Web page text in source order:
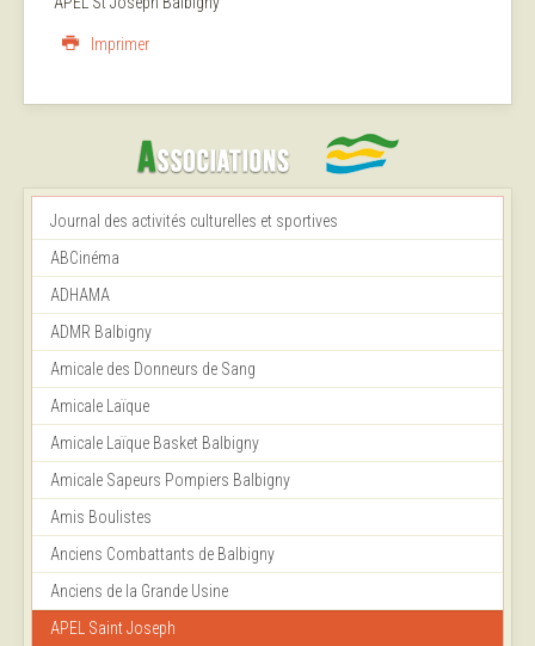
Imprimer
Journal des activités culturelles et sportives
ABCinéma
ADHAMA
ADMR Balbigny
Amicale des Donneurs de Sang
Amicale Laïque
Amicale Laïque Basket Balbigny
Amicale Sapeurs Pompiers Balbigny
Amis Boulistes
Anciens Combattants de Balbigny
Anciens de la Grande Usine
APEL Saint Joseph